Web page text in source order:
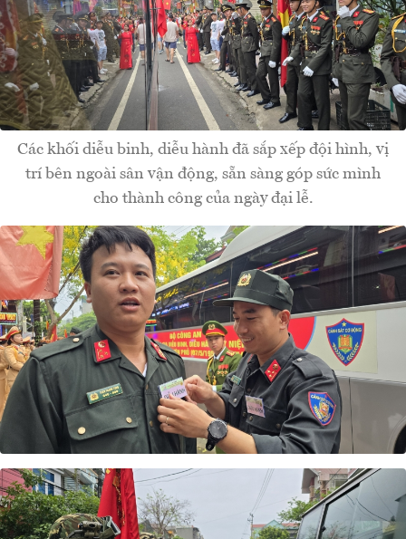
Các khối diễu binh, diễu hành đã sắp xếp đội hình, vị
trí bên ngoài sân vận động, sẵn sàng góp sức mình
cho thành công của ngày đại lễ.